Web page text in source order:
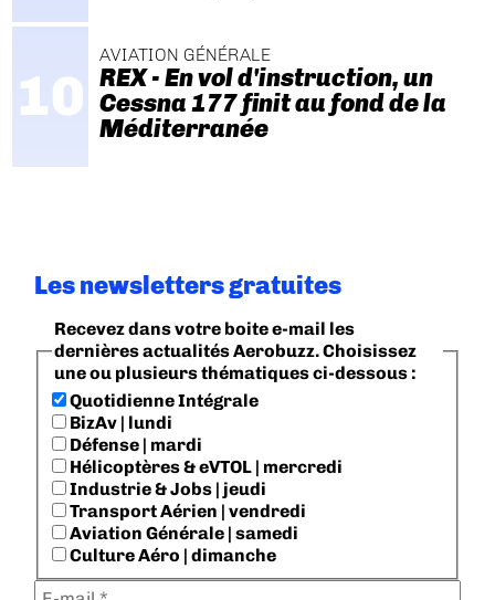
AVIATION GÉNÉRALE
REX - En vol d'instruction, un
Cessna 177 finit au fond de la
Méditerranée
Les newsletters gratuites
Recevez dans votre boite e-mail les
dernières actualités Aerobuzz. Choisissez
une ou plusieurs thématiques ci-dessous :
Quotidienne Intégrale
BizAv | lundi
Défense | mardi
Hélicoptères & eVTOL | mercredi
Industrie & Jobs | jeudi
Transport Aérien | vendredi
Aviation Générale | samedi
Culture Aéro | dimanche